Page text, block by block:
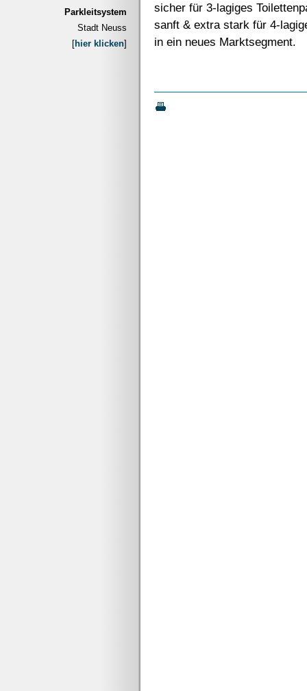
Parkleitsystem
Stadt Neuss
[hier klicken]
sicher für 3-lagiges
sanft & extra stark für 4-
in ein neues Marktsegment.